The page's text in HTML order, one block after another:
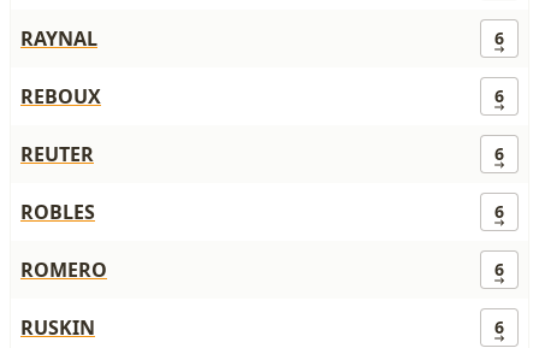
RAYNAL 6
REBOUX 6
REUTER 6
ROBLES 6
ROMERO 6
RUSKIN 6